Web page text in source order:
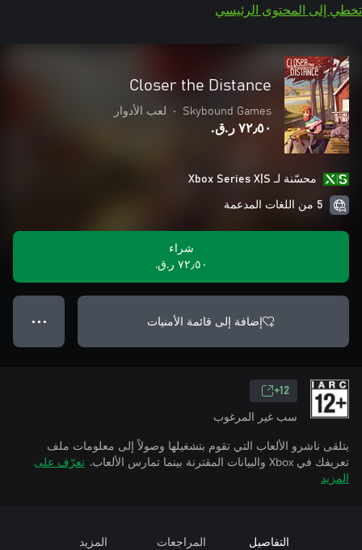
تخطي إلى المحتوى الرئيسي
Closer the Distance
Skybound Games
• لعب الأدوار
٧٢٫٥٠ ر.ق.‏
محسّنة لـ Xbox Series X|S
5 من اللغات المدعمة
شراء
٧٢٫٥٠ ر.ق.‏
إضافة إلى قائمة الأمنيات ● ● ●
12+
سب غير المرغوب
يتلقى ناشرو الألعاب التي تقوم بتشغيلها وصولاً إلى معلومات ملف
تعريفك في Xbox والبيانات المقترنة بينما تمارس الألعاب.
تعرّف على
المزيد
التفاصيل المراجعات المزيد